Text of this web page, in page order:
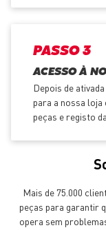
PASSO 3
ACESSO À
Depois de
para a nossa
peças e registo
Mais de 75.000
peças para garantir
opera sem